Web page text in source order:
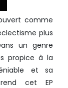
comme
plus
un genre
propice à la
et sa
cet EP